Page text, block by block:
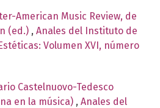
American Music Review, de
(ed.) , Anales del Instituto de
Volumen XVI, número
Castelnuovo-Tedesco
en la música) , Anales del